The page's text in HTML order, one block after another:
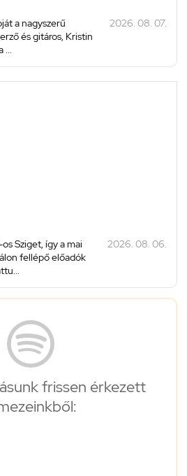
a nagyszerű
és gitáros, Kristin
...
2026. 08. 07.
Sziget, így a mai
fellépő előadók
2026. 08. 06.
frissen érkezett